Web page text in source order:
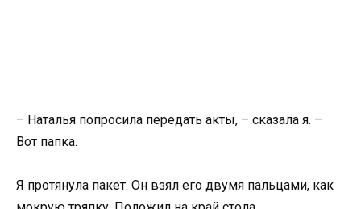
– Наталья попросила передать акты, – сказала я. –
Вот папка.
Я протянула пакет. Он взял его двумя пальцами, как